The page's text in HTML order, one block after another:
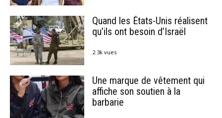
Quand les États-Unis réalisent
qu’ils ont besoin d’Israël
2.3k vues
Une marque de vêtement qui
affiche son soutien à la
barbarie